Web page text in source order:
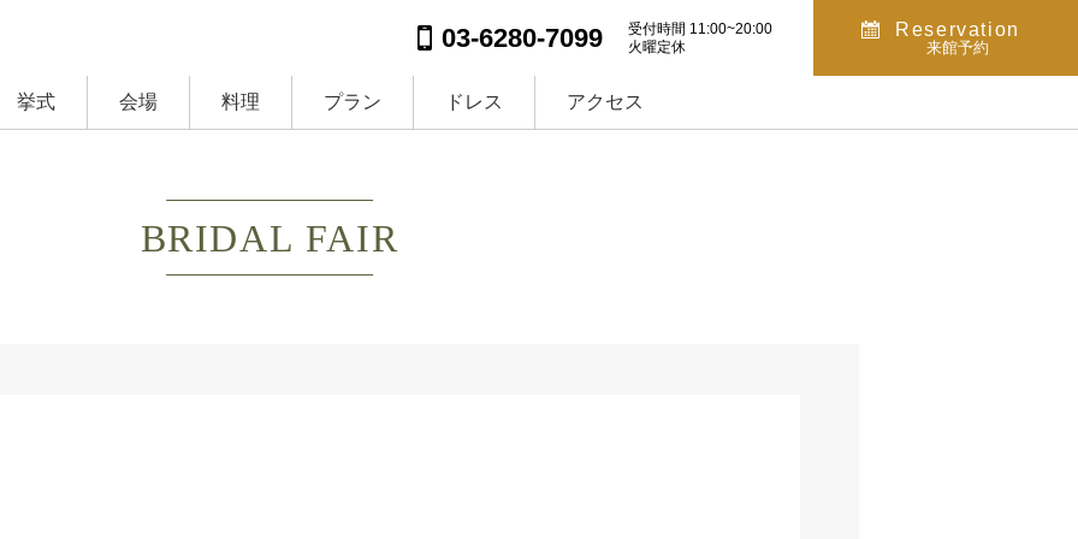
03-6280-7099
受付時間 11:00~20:00
火曜定休
Reservation
来館予約
挙式 会場 料理 プラン ドレス アクセス
BRIDAL FAIR